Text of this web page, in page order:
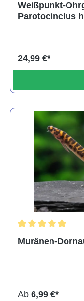
Weißpunkt-
Parotocinclus
24,99 €*
Muränen-
Ab 6,99 €*